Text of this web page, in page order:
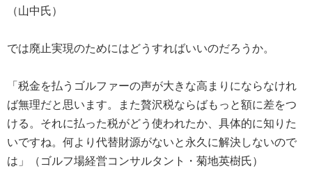
（山中氏）
では廃止実現のためにはどうすればいいのだろうか。
「税金を払うゴルファーの声が大きな高まりにならなけれ
ば無理だと思います。また贅沢税ならばもっと額に差をつ
ける。それに払った税がどう使われたか、具体的に知りた
いですね。何より代替財源がないと永久に解決しないので
は」（ゴルフ場経営コンサルタント・菊地英樹氏）